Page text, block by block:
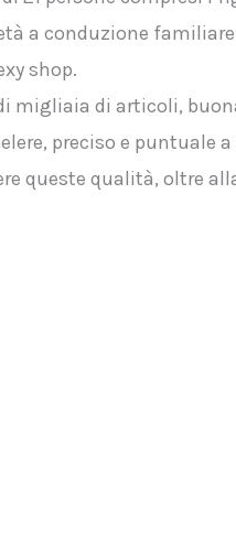
a conduzione
shop.
migliaia di articoli,
preciso e puntuale
queste qualità, oltre